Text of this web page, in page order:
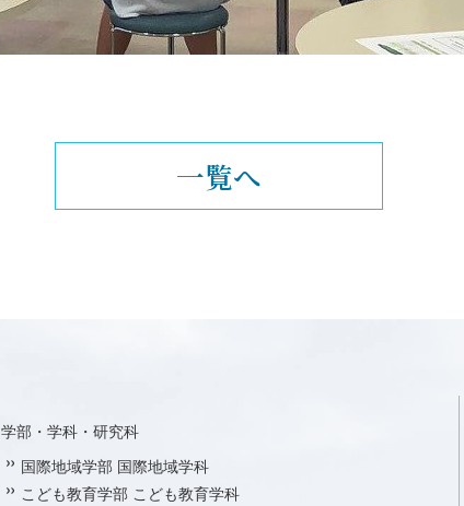
一覧へ
学部・学科・研究科
国際地域学部 国際地域学科
こども教育学部 こども教育学科